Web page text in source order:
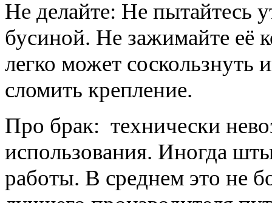
Не делайте: Не пытайтесь
бусиной. Не зажимайте её
легко может соскользнуть
сломить крепление.
Про брак: технически
использования. Иногда
работы. В среднем это не